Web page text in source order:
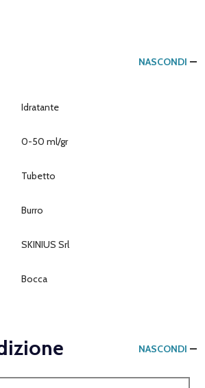
NASCONDI
Idratante
0-50 ml/gr
Tubetto
Burro
SKINIUS Srl
Bocca
NASCONDI